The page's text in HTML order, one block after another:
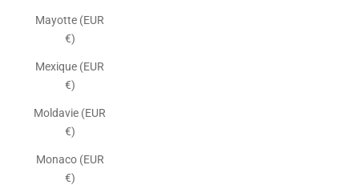
Mayotte (EUR
€)
Mexique (EUR
€)
Moldavie (EUR
€)
Monaco (EUR
€)